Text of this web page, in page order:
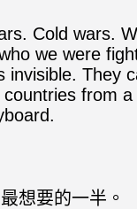
Cold wars.
we were
invisible. They
from a
想要的一半。